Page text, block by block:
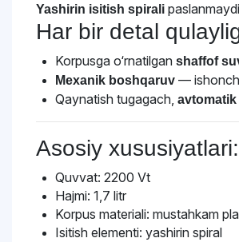
Yashirin isitish spirali
Har bir detal
Korpusga o‘rnatilgan shaffof
Mexanik boshqaruv —
Qaynatish tugagach,
Asosiy xususiyatlari:
Quvvat: 2200 Vt
Hajmi: 1,7 litr
Korpus materiali: mustahkam
Isitish elementi: yashirin spiral